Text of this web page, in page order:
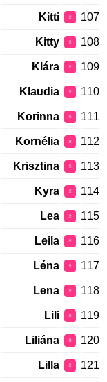
107
♀
Kitti
108
♀
Kitty
109
♀
Klára
110
♀
Klaudia
111
♀
Korinna
112
♀
Kornélia
113
♀
Krisztina
114
♀
Kyra
115
♀
Lea
116
♀
Leila
117
♀
Léna
118
♀
Lena
119
♀
Lili
120
♀
Liliána
121
♀
Lilla